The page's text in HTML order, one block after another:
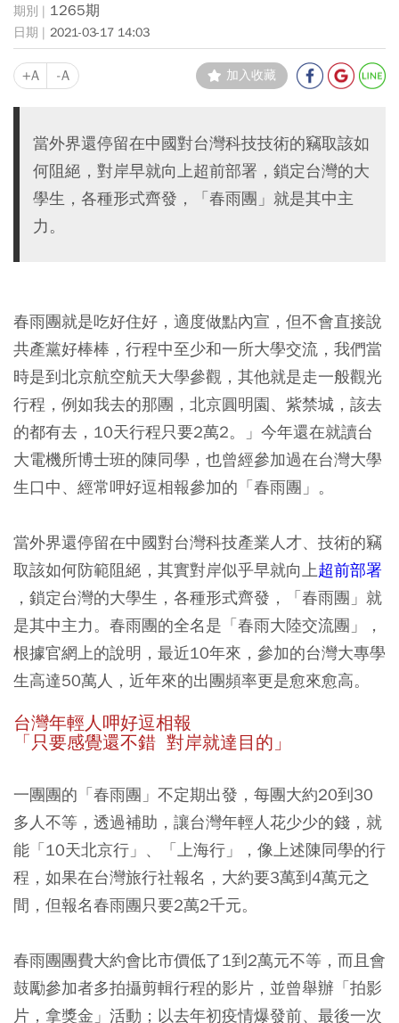
1265期
2021-03-17 14:03
+A -A 加入收藏
當外界還停留在中國對台灣科技技術的竊取該如
何阻絕，對岸早就向上超前部署，鎖定台灣的大
學生，各種形式齊發，「春雨團」就是其中主
力。
春雨團就是吃好住好，適度做點內宣，但不會直接說
共產黨好棒棒，行程中至少和一所大學交流，我們當
時是到北京航空航天大學參觀，其他就是走一般觀光
行程，例如我去的那團，北京圓明園、紫禁城，該去
的都有去，10天行程只要2萬2。」今年還在就讀台
大電機所博士班的陳同學，也曾經參加過在台灣大學
生口中、經常呷好逗相報參加的「春雨團」。
當外界還停留在中國對台灣科技產業人才、技術的竊
取該如何防範阻絕，其實對岸似乎早就向上超前部署
，鎖定台灣的大學生，各種形式齊發，「春雨團」就
是其中主力。春雨團的全名是「春雨大陸交流團」，
根據官網上的說明，最近10年來，參加的台灣大專學
生高達50萬人，近年來的出團頻率更是愈來愈高。
台灣年輕人呷好逗相報
「只要感覺還不錯 對岸就達目的」
一團團的「春雨團」不定期出發，每團大約20到30
多人不等，透過補助，讓台灣年輕人花少少的錢，就
能「10天北京行」、「上海行」，像上述陳同學的行
程，如果在台灣旅行社報名，大約要3萬到4萬元之
間，但報名春雨團只要2萬2千元。
春雨團團費大約會比市價低了1到2萬元不等，而且會
鼓勵參加者多拍攝剪輯行程的影片，並曾舉辦「拍影
片，拿獎金」活動；以去年初疫情爆發前、最後一次